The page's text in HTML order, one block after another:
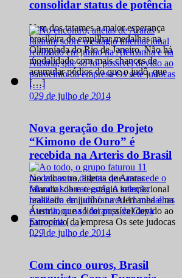
consolidar status de potência
Vem dos tatames a maior esperança
brasileira de empilhar medalhas na
Olimpíada do Rio de Janeiro. Não há
modalidade com mais chances de
acumular pódios do que o judô, que
[…]
029 de julho de 2014
Nova geração do Projeto
“Kimono de Ouro” é
recebida na Arteris do Brasil
No encontro, atletas de Araras
falaram sobre o estágio internacional
realizado em junho na Alemanha e na
Áustria, que só foi possível devido ao
patrocínio da empresa Os sete judocas
[…]
029 de julho de 2014
Com cinco ouros, Brasil